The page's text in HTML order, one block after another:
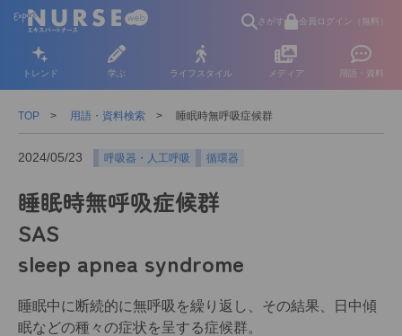
さがす 会員ログイン（無料）
トレンド 学ぶ ライフスタイル メディア 用語・資料
TOP 用語・資料検索 睡眠時無呼吸症候群
2024/05/23 呼吸器・人工呼吸 循環器
睡眠時無呼吸症候群
SAS
sleep apnea syndrome
睡眠中に断続的に無呼吸を繰り返し、その結果、日中傾
眠などの種々の症状を呈する症候群。